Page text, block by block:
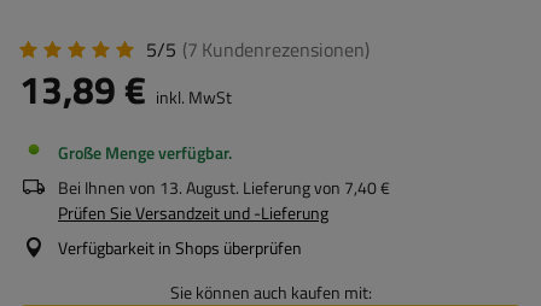
5/5 (7 Kundenrezensionen)
13,89 € inkl. MwSt
Große Menge verfügbar
Bei Ihnen von 13. August. Lieferung von 7,40 €
Prüfen Sie Versandzeit und -Lieferung
Verfügbarkeit in Shops überprüfen
Sie können auch kaufen mit: